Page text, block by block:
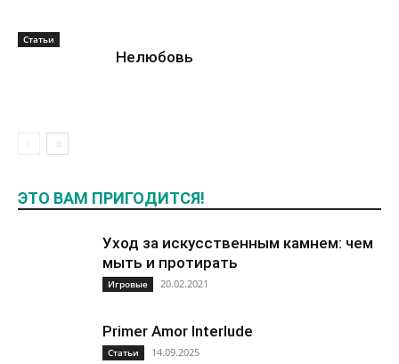
Статьи
Нелюбовь
ЭТО ВАМ ПРИГОДИТСЯ!
Уход за искусственным камнем: чем
мыть и протирать
Игровые 20.02.2021
Primer Amor Interlude
Статьи 14.09.2025